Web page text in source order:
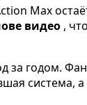
Max
видео ,
за годом.
система, а